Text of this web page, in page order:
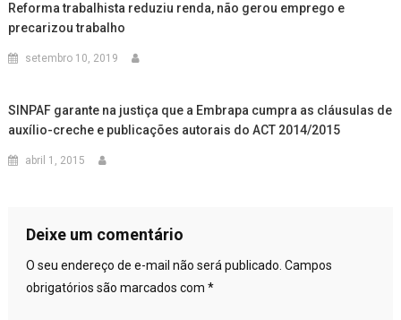
Reforma trabalhista reduziu renda, não gerou emprego e
precarizou trabalho
setembro 10, 2019
SINPAF garante na justiça que a Embrapa cumpra as cláusulas de
auxílio-creche e publicações autorais do ACT 2014/2015
abril 1, 2015
Deixe um comentário
O seu endereço de e-mail não será publicado. Campos
obrigatórios são marcados com *